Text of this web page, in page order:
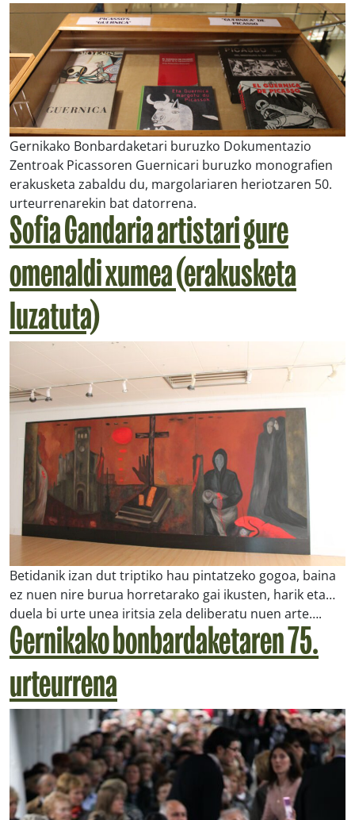
Gernikako Bonbardaketari buruzko Dokumentazio
Zentroak Picassoren Guernicari buruzko monografien
erakusketa zabaldu du, margolariaren heriotzaren 50.
urteurrenarekin bat datorrena.
Sofia Gandaria artistari gure
omenaldi xumea (erakusketa
luzatuta)
Betidanik izan dut triptiko hau pintatzeko gogoa, baina
ez nuen nire burua horretarako gai ikusten, harik eta…
duela bi urte unea iritsia zela deliberatu nuen arte….
Gernikako bonbardaketaren 75.
urteurrena